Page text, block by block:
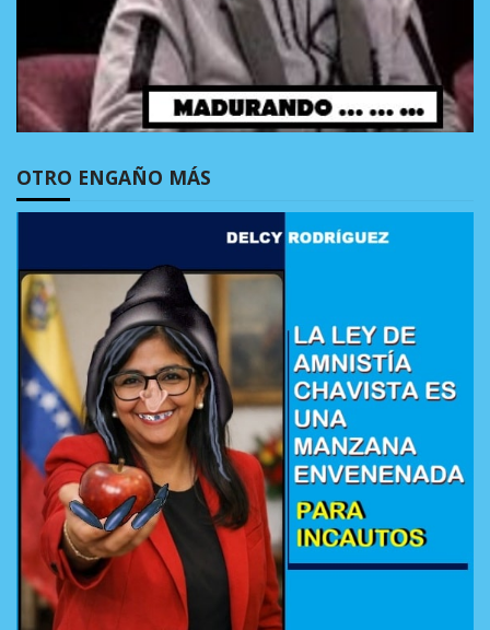
OTRO ENGAÑO MÁS